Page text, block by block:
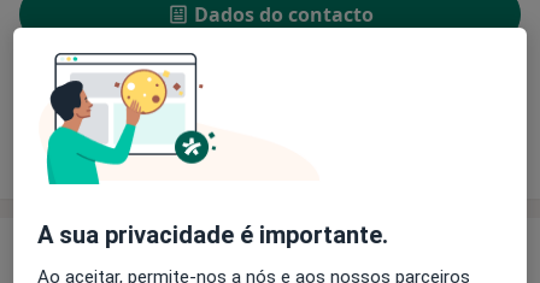
Dados do contacto
Solicite um atendimento
Experiência Preços
Experiência
A sua privacidade é importante.
Ao aceitar, permite-nos a nós e aos nossos parceiros